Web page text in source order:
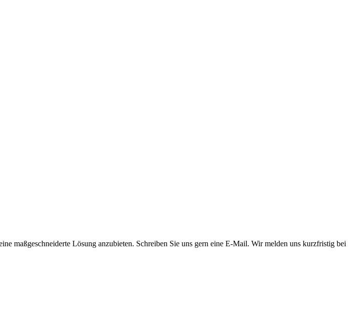
maßgeschneiderte Lösung anzubieten. Schreiben Sie uns gern eine E-Mail. Wir melden uns kurzfristig bei